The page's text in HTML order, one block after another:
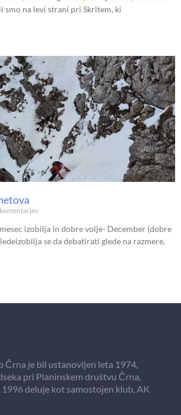
smo na levi strani pri Skritem, ki
izobilja in dobre volje- December (dobre
se da debatirati glede na razmere,
je bil ustanovljen leta 1974,
pri Planinskem društvu Črna,
1996 deluje kot samostojen klub, AK